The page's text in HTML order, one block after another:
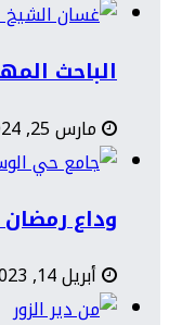
الباحث
مارس 25, 2024
وداع رمضان
أبريل 14, 2023